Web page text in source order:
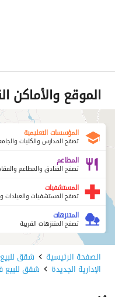
الموقع والأماكن
المؤسسات التعليمية
تصفح المدارس والكليات
المطاعم
تصفح الفنادق والمطاعم
المستشفيات
تصفح المستشفيات والعيادات
المتنزهات
تصفح المتنزهات القريبة
الصفحة الرئيسية شقق
الإدارية الجديدة شقق للبيع